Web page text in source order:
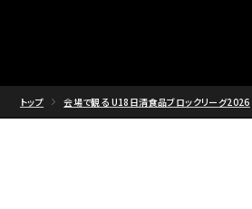
トップ 会場で観る U18日清食品ブロックリーグ2026